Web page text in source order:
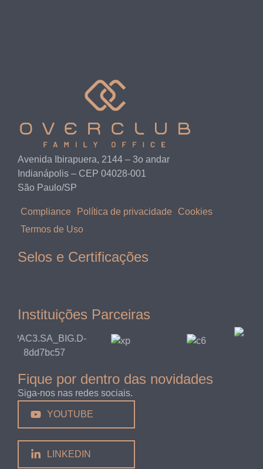
Avenida Ibirapuera, 2144 – 3o andar
Indianápolis – CEP 04028-001
São Paulo/SP
Compliance Política de privacidade
Cookies
Termos de Uso
Selos e Certificações
Instituições Parceiras
Fique por dentro das novidades
Siga-nos nas redes sociais.
YOUTUBE
LINKEDIN